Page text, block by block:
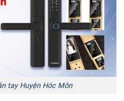
tay Huyện Hóc Môn